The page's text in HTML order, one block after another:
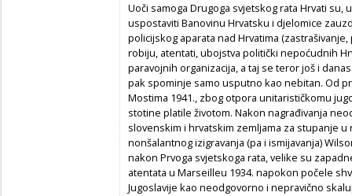
Uoči samoga Drugoga svjetskog rata Hrvati
uspostaviti Banovinu Hrvatsku i djelomice
policijskog aparata nad Hrvatima
robiju, atentati, ubojstva politički nepoćudnih
paravojnih organizacija, a taj se teror još i
pak spominje samo usputno kao nebitan. Od
Mostima 1941., zbog otpora unitarističkomu
stotine platile životom. Nakon nagrađivanja
slovenskim i hrvatskim zemljama za stupanje
nonšalantnog izigravanja (pa i ismijavanja)
nakon Prvoga svjetskoga rata, velike su
atentata u Marseilleu 1934. napokon počele
Jugoslavije kao neodgovorno i nepravično